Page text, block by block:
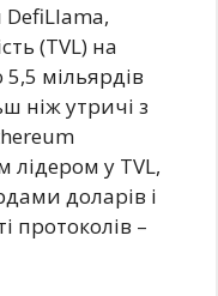
(TVL) на
мільярдів
ніж утричі з
лідером у TVL,
доларів і
протоколів –